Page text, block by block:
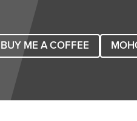
BUY ME A COFFEE